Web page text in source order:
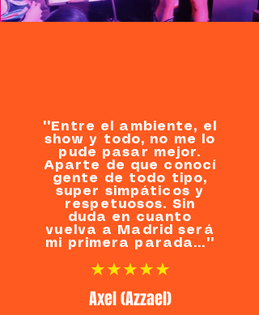
""Entre el ambiente, el
show y todo, no me lo
pude pasar mejor.
Aparte de que conocí
gente de todo tipo,
super simpáticos y
respetuosos. Sin
duda en cuanto
vuelva a Madrid será
mi primera parada...""
★★★★★
Axel (Azzael)